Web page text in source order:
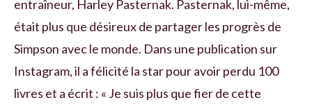
entraîneur, Harley Pasternak. Pasternak, lui-même,
était plus que désireux de partager les progrès de
Simpson avec le monde. Dans une publication sur
Instagram, il a félicité la star pour avoir perdu 100
livres et a écrit : « Je suis plus que fier de cette